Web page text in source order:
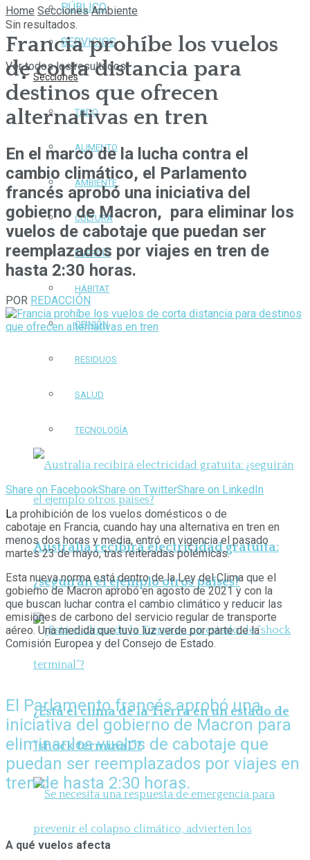
PÚBLICO
SERVICIOS
Secciones
TODO
ALIMENTO
AMBIENTE
CULTURA
ENERGÍA
HÁBITAT
OPINIÓN
RESIDUOS
SALUD
TECNOLOGÍA
Australia recibirá electricidad gratuita:
¿seguirán el ejemplo otros países?
¿Está el clima de la Tierra en un estado de
“shock terminal”?
Sin resultados.
Ver todos los resultados
Home Secciones Ambiente
Francia prohíbe los vuelos
de corta distancia para
destinos que ofrecen
alternativas en tren
En el marco de la lucha contra el
cambio climático, el Parlamento
francés aprobó una iniciativa del
gobierno de Macron, para eliminar los
vuelos de cabotaje que puedan ser
reemplazados por viajes en tren de
hasta 2:30 horas.
POR REDACCIÓN
Share on FacebookShare on TwitterShare on LinkedIn
La prohibición de los vuelos domésticos o de
cabotaje en Francia, cuando hay una alternativa en tren en
menos dos horas y media, entró en vigencia el pasado
martes 23 de mayo, tras reiteradas polémicas.
Esta nueva norma está dentro de la Ley del Clima que el
gobierno de Macron aprobó en agosto de 2021 y con la
que buscan luchar contra el cambio climático y reducir las
emisiones de carbono del servicio regular de transporte
aéreo. Una medida que tuvo luz verde por parte de la
Comisión Europea y del Consejo de Estado.
El Parlamento francés aprobó una
iniciativa del gobierno de Macron para
eliminar los vuelos de cabotaje que
puedan ser reemplazados por viajes en
tren de hasta 2:30 horas.
A qué vuelos afecta